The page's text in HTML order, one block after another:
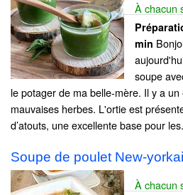
À chacun
min
soupe
le potager de ma belle-mère. Il y a
mauvaises herbes. L'ortie est
d’atouts, une excellente base pour
Soupe de poulet New-
À chacun